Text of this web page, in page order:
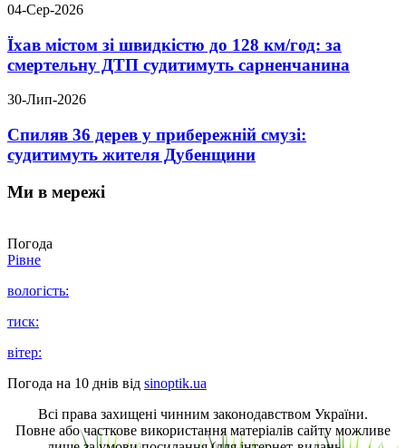
04-Сер-2026
Їхав містом зі швидкістю до 128 км/год: за
смертельну ДТП судитимуть сарненчанина
30-Лип-2026
Спиляв 36 дерев у прибережній смузі:
судитимуть жителя Дубенщини
Ми в мережі
Погода
Рівне
вологість:
тиск:
вітер:
Погода на 10 днів від sinoptik.ua
Всі права захищені чинним законодавством України.
Повне або часткове використання матеріалів сайту можливе